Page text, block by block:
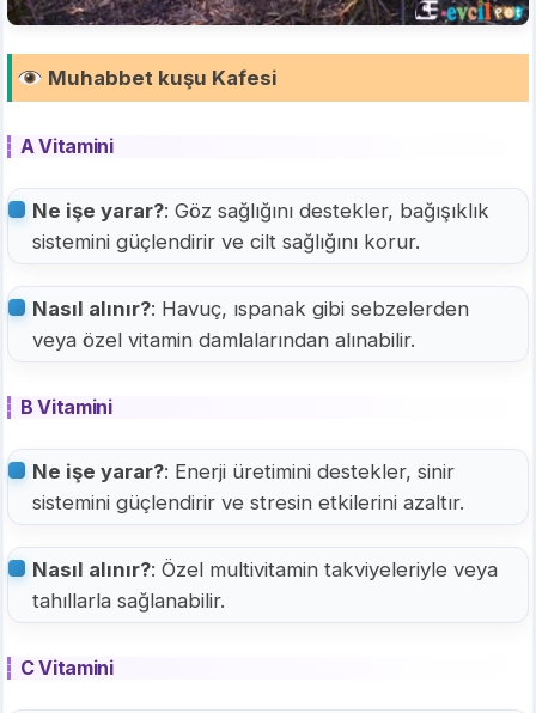
Muhabbet kuşu Kafesi
A Vitamini
Ne işe yarar?: Göz sağlığını destekler, bağışıklık
sistemini güçlendirir ve cilt sağlığını korur.
Nasıl alınır?: Havuç, ıspanak gibi sebzelerden
veya özel vitamin damlalarından alınabilir.
B Vitamini
Ne işe yarar?: Enerji üretimini destekler, sinir
sistemini güçlendirir ve stresin etkilerini azaltır.
Nasıl alınır?: Özel multivitamin takviyeleriyle veya
tahıllarla sağlanabilir.
C Vitamini